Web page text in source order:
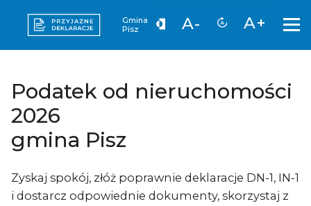
Gmina
Pisz
A- A+
Podatek od nieruchomości
2026
gmina Pisz
Zyskaj spokój, złóż poprawnie deklaracje DN-1, IN-1
i dostarcz odpowiednie dokumenty, skorzystaj z